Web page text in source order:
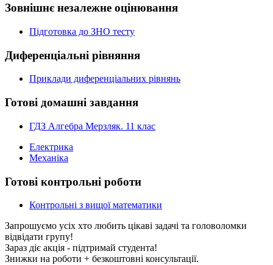
Зовнішнє незалежне оцінювання
Підготовка до ЗНО тесту
Диференціальні рівняння
Приклади диференціальних рівнянь
Готові домашні завдання
ГДЗ Алгебра Мерзляк. 11 клас
Електрика
Механіка
Готові контрольні роботи
Контрольні з вищої математики
Запрошуємо усіх хто любить цікаві задачі та головоломки
відвідати групу!
Зараз діє акція - підтримай студента!
Знижки на роботи + безкоштовні консультації.